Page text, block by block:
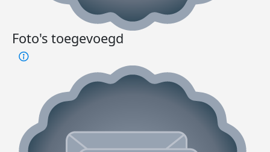
Foto's toegevoegd